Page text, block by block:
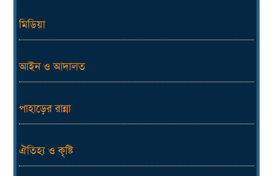
মিডিয়া
আইন ও আদালত
পাহাড়ের রান্না
ঐতিহ্য ও কৃষ্টি